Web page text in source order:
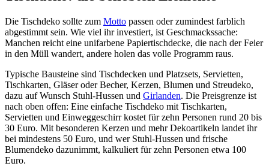
Die Tischdeko sollte zum Motto passen oder zumindest farblich
abgestimmt sein. Wie viel ihr investiert, ist Geschmackssache:
Manchen reicht eine unifarbene Papiertischdecke, die nach der Feier
in den Müll wandert, andere holen das volle Programm raus.
Typische Bausteine sind Tischdecken und Platzsets, Servietten,
Tischkarten, Gläser oder Becher, Kerzen, Blumen und Streudeko,
dazu auf Wunsch Stuhl-Hussen und Girlanden. Die Preisgrenze ist
nach oben offen: Eine einfache Tischdeko mit Tischkarten,
Servietten und Einweggeschirr kostet für zehn Personen rund 20 bis
30 Euro. Mit besonderen Kerzen und mehr Dekoartikeln landet ihr
bei mindestens 50 Euro, und wer Stuhl-Hussen und frische
Blumendeko dazunimmt, kalkuliert für zehn Personen etwa 100
Euro.